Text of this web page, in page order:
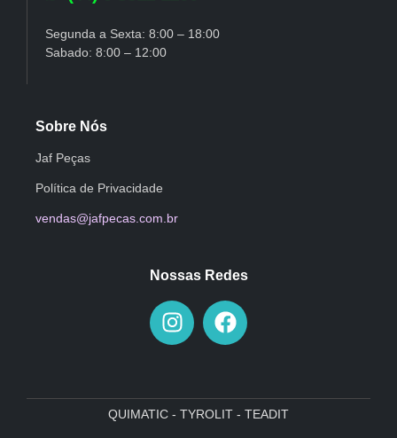
Segunda a Sexta: 8:00 – 18:00
Sabado: 8:00 – 12:00
Sobre Nós
Jaf Peças
Política de Privacidade
vendas@jafpecas.com.br
Nossas Redes
QUIMATIC - TYROLIT - TEADIT